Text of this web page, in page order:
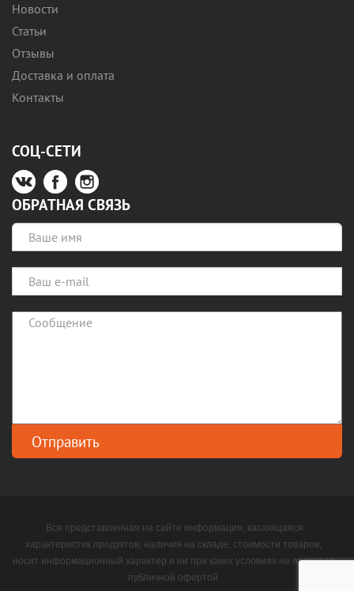
Новости
Статьи
Отзывы
Доставка и оплата
Контакты
СОЦ-СЕТИ
ОБРАТНАЯ СВЯЗЬ
Вся представленная на сайте информация, касающаяся
характеристик продуктов, наличия на складе, стоимости товаров,
носит информационный характер и ни при каких условиях не является
публичной офертой